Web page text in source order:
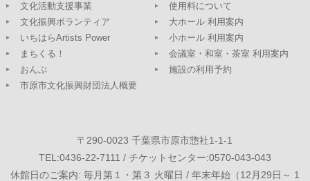
文化活動支援事業
文化振興ボランティア
いちはらArtists Power
まちくる！
おんぷ
市原市文化振興財団法人概要
使用料について
大ホール 利用案内
小ホール 利用案内
会議室・和室・茶室 利用案内
施設の利用予約
〒290-0023 千葉県市原市惣社1-1-1
TEL:0436-22-7111 / チケットセンター:0570-043-043
休館日のご案内: 毎月第１・第３ 火曜日 / 年末年始（12月29日～ 1